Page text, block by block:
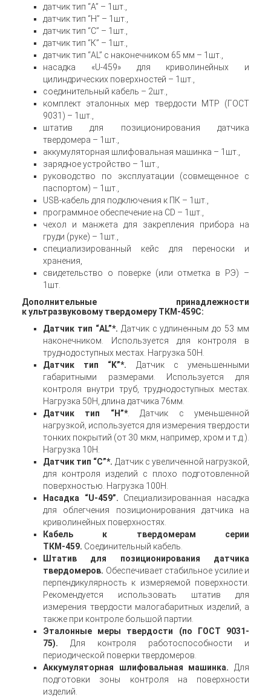
датчик тип “A” – 1шт.,
датчик тип “H” – 1шт.,
датчик тип “C” – 1шт.,
датчик тип “К” – 1шт.,
датчик тип “AL” с наконечником 65 мм – 1шт.,
насадка «U-459» для криволинейных и
цилиндрических поверхностей – 1шт.,
соединительный кабель – 2шт.,
комплект эталонных мер твердости МТР (ГОСТ
9031) – 1шт.,
штатив для позиционирования датчика
твердомера – 1шт.,
аккумуляторная шлифовальная машинка – 1шт.,
зарядное устройство – 1шт.,
руководство по эксплуатации (совмещенное с
паспортом) – 1шт.,
USB-кабель для подключения к ПК – 1шт.,
программное обеспечение на CD – 1шт.,
чехол и манжета для закрепления прибора на
груди (руке) – 1шт.,
специализированный кейс для переноски и
хранения,
свидетельство о поверке (или отметка в РЭ) –
1шт.
Дополнительные принадлежности
к ультразвуковому твердомеру ТКМ-459С:
Датчик тип “AL”*. Датчик с удлиненным до 53 мм
наконечником. Используется для контроля в
труднодоступных местах. Нагрузка 50Н.
Датчик тип “K”*. Датчик с уменьшенными
габаритными размерами. Используется для
контроля внутри труб, труднодоступных местах.
Нагрузка 50Н, длина датчика 76мм.
Датчик тип “H”*. Датчик с уменьшенной
нагрузкой, используется для измерения твердости
тонких покрытий (от 30 мкм, например, хром и т.д.).
Нагрузка 10Н.
Датчик тип “C”*. Датчик с увеличенной нагрузкой,
для контроля изделий с плохо подготовленной
поверхностью. Нагрузка 100Н.
Насадка “U-459”. Специализированная насадка
для облегчения позиционирования датчика на
криволинейных поверхностях.
Кабель к твердомерам серии
ТКМ-459. Соединительный кабель.
Штатив для позиционирования датчика
твердомеров. Обеспечивает стабильное усилие и
перпендикулярность к измеряемой поверхности.
Рекомендуется использовать штатив для
измерения твердости малогабаритных изделий, а
также при контроле большой партии.
Эталонные меры твердости (по ГОСТ 9031-
75). Для контроля работоспособности и
периодической поверки твердомеров.
Аккумуляторная шлифовальная машинка. Для
подготовки зоны контроля на поверхности
изделий.